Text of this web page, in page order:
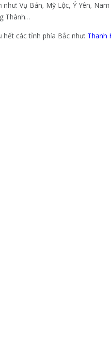
Vụ Bán, Mỹ Lộc, Ý Yên,
Thành…
các tỉnh phía Bắc như: Thanh